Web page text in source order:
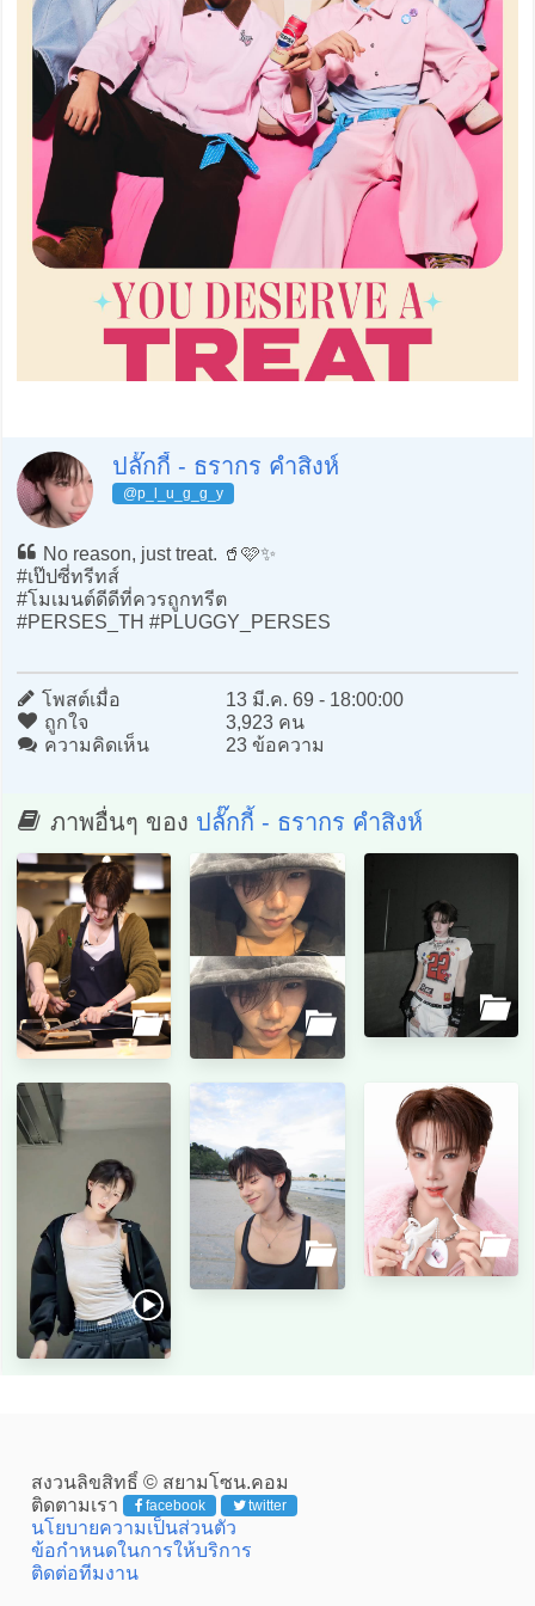
ปลั๊กกี้ - ธรากร คำสิงห์
@p_l_u_g_g_y
No reason, just treat. 🥤🩷✨
#เป๊ปซี่ทรีทส์
#โมเมนต์ดีดีที่ควรถูกทรีต
#PERSES_TH #PLUGGY_PERSES
โพสต์เมื่อ
13 มี.ค. 69 - 18:00:00
ถูกใจ
3,923 คน
ความคิดเห็น
23 ข้อความ
ภาพอื่นๆ ของ ปลั๊กกี้ - ธรากร คำสิงห์
สงวนลิขสิทธิ์ © สยามโซน.คอม
ติดตามเรา
facebook twitter
นโยบายความเป็นส่วนตัว
ข้อกำหนดในการให้บริการ
ติดต่อทีมงาน